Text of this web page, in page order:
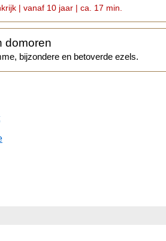
| vanaf 10 jaar | ca. 17 min.
domoren
bijzondere en betoverde ezels.